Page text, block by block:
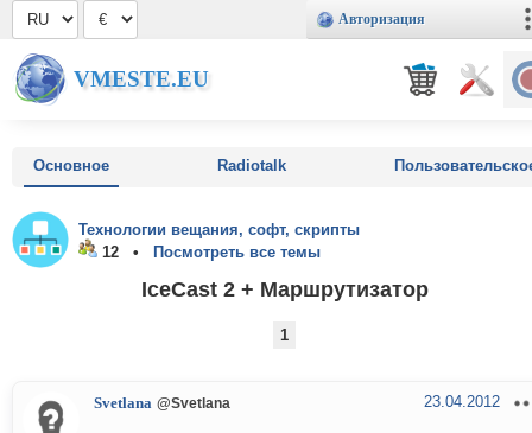
Авторизация
VMESTE.EU
Основное Radiotalk
Технологии вещания, софт, скрипты
12 •
Посмотреть все темы
IceCast 2 + Маршрутизатор
1
Svetlana @Svetlana 23.04.2012